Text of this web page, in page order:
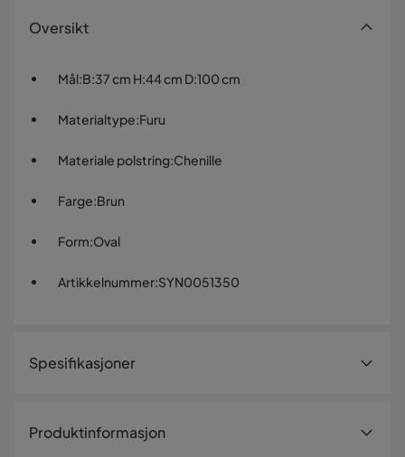
Oversikt
Mål:B:37 cm H:44 cm D:100 cm
Materialtype:Furu
Materiale polstring:Chenille
Farge:Brun
Form:Oval
Artikkelnummer:SYN0051350
Spesifikasjoner
Størrelse
Produktinformasjon